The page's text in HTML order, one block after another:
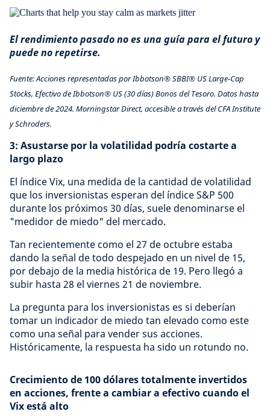
El rendimiento pasado no es una guía para el futuro y
puede no repetirse.
Fuente: Acciones representadas por Ibbotson® SBBI® US Large-Cap
Stocks, Efectivo de Ibbotson® US (30 días) Bonos del Tesoro. Datos hasta
diciembre de 2024. Morningstar Direct, accesible a través del CFA Institute
y Schroders.
3: Asustarse por la volatilidad podría costarte a
largo plazo
El índice Vix, una medida de la cantidad de volatilidad
que los inversionistas esperan del índice S&P 500
durante los próximos 30 días, suele denominarse el
"medidor de miedo" del mercado.
Tan recientemente como el 27 de octubre estaba
dando la señal de todo despejado en un nivel de 15,
por debajo de la media histórica de 19. Pero llegó a
subir hasta 28 el viernes 21 de noviembre.
La pregunta para los inversionistas es si deberían
tomar un indicador de miedo tan elevado como este
como una señal para vender sus acciones.
Históricamente, la respuesta ha sido un rotundo no.
Crecimiento de 100 dólares totalmente invertidos
en acciones, frente a cambiar a efectivo cuando el
Vix está alto